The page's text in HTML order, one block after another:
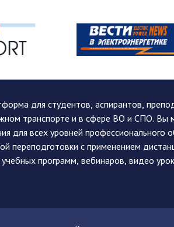
для студентов, аспирантов,
транспорте и в сфере ВО и СПО. Вы
для всех уровней профессионального
переподготовки с применением
программ, вебинаров, видео